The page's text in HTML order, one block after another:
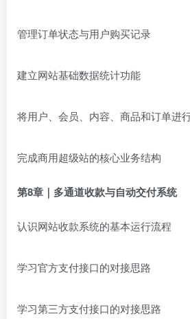
管理订单状态与用户购买记录
建立网站基础数据统计功能
将用户、会员、内容、商品和订单进
完成商用超级站的核心业务结构
第8章｜多通道收款与自动交付系统
认识网站收款系统的基本运行流程
学习官方支付接口的对接思路
学习第三方支付接口的对接思路